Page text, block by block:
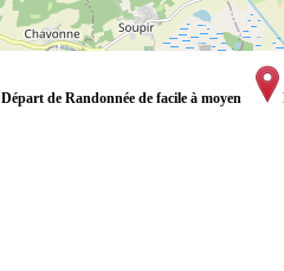
Départ de Randonnée de facile à moyen